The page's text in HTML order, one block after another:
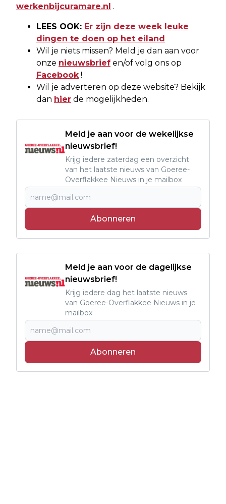
werkenbijcuramare.nl .
LEES OOK: Er zijn deze week leuke
dingen te doen op het eiland
Wil je niets missen? Meld je dan aan voor
onze nieuwsbrief en/of volg ons op
Facebook!
Wil je adverteren op deze website? Bekijk
dan hier de mogelijkheden.
Meld je aan voor de wekelijkse
nieuwsbrief!
Krijg iedere zaterdag een overzicht
van het laatste nieuws van Goeree-
Overflakkee Nieuws in je mailbox
Abonneren
Meld je aan voor de dagelijkse
nieuwsbrief!
Krijg iedere dag het laatste nieuws
van Goeree-Overflakkee Nieuws in je
mailbox
Abonneren